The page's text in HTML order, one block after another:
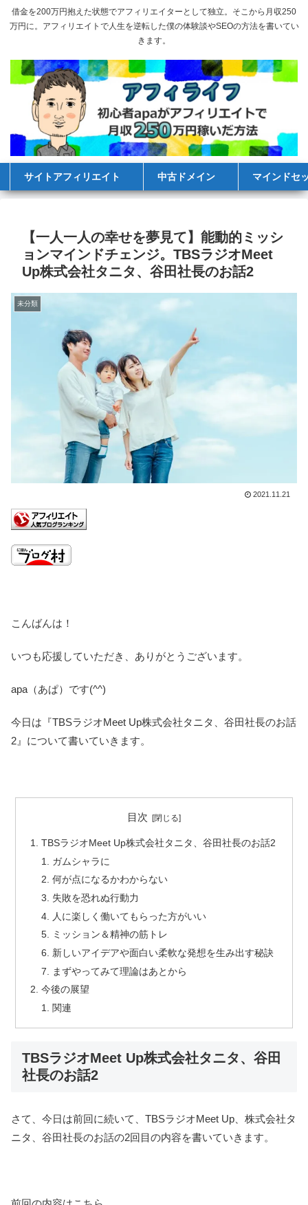
借金を200万円抱えた状態でアフィリエイターとして独立。そこから月収250
万円に。アフィリエイトで人生を逆転した僕の体験談やSEOの方法を書いてい
きます。
サイトアフィリエイト 中古ドメイン マインドセ
【一人一人の幸せを夢見て】能動的ミッシ
ョンマインドチェンジ。TBSラジオMeet
Up株式会社タニタ、谷田社長のお話2
未分類
2021.11.21
こんばんは！
いつも応援していただき、ありがとうございます。
apa（あぱ）です(^^)
今日は『TBSラジオMeet Up株式会社タニタ、谷田社長のお話
2』について書いていきます。
目次
TBSラジオMeet Up株式会社タニタ、谷田社長のお話2
ガムシャラに
何が点になるかわからない
失敗を恐れぬ行動力
人に楽しく働いてもらった方がいい
ミッション＆精神の筋トレ
新しいアイデアや面白い柔軟な発想を生み出す秘訣
まずやってみて理論はあとから
今後の展望
関連
TBSラジオMeet Up株式会社タニタ、谷田
社長のお話2
さて、今日は前回に続いて、TBSラジオMeet Up、株式会社タ
ニタ、谷田社長のお話の2回目の内容を書いていきます。